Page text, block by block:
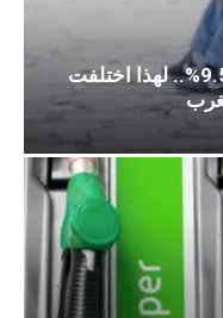
البطالة في المغرب تنخفض إلى 9.5%.. لهذا اختلفت